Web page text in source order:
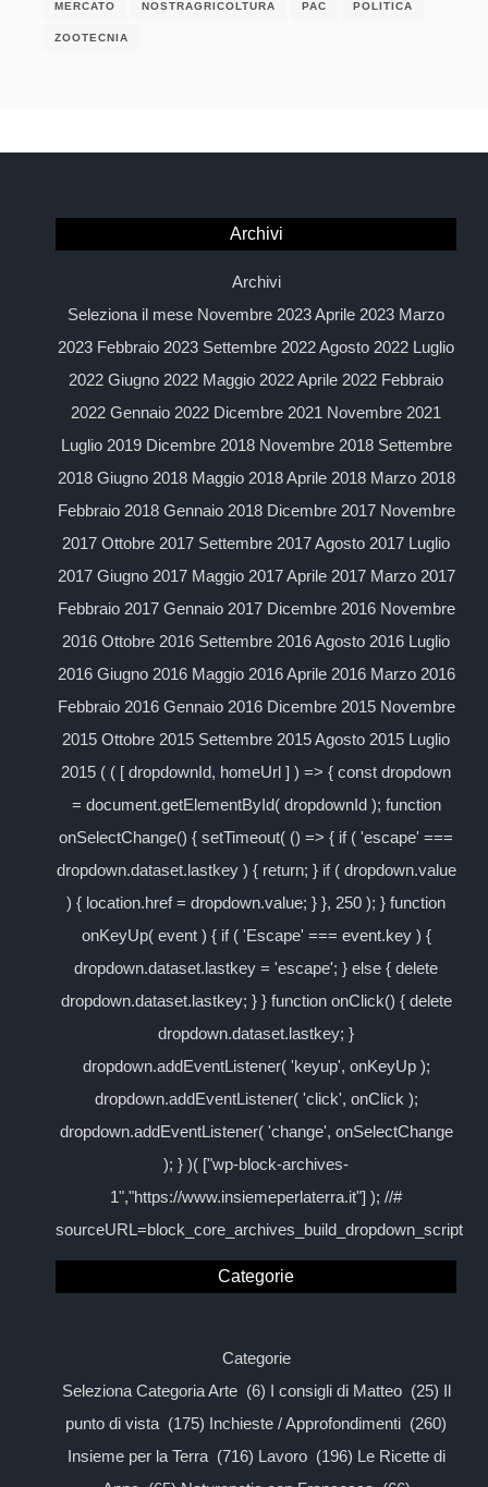
MERCATO NOSTRAGRICOLTURA PAC POLITICA
ZOOTECNIA
Archivi
Archivi
Seleziona il mese Novembre 2023 Aprile 2023 Marzo
2023 Febbraio 2023 Settembre 2022 Agosto 2022 Luglio
2022 Giugno 2022 Maggio 2022 Aprile 2022 Febbraio
2022 Gennaio 2022 Dicembre 2021 Novembre 2021
Luglio 2019 Dicembre 2018 Novembre 2018 Settembre
2018 Giugno 2018 Maggio 2018 Aprile 2018 Marzo 2018
Febbraio 2018 Gennaio 2018 Dicembre 2017 Novembre
2017 Ottobre 2017 Settembre 2017 Agosto 2017 Luglio
2017 Giugno 2017 Maggio 2017 Aprile 2017 Marzo 2017
Febbraio 2017 Gennaio 2017 Dicembre 2016 Novembre
2016 Ottobre 2016 Settembre 2016 Agosto 2016 Luglio
2016 Giugno 2016 Maggio 2016 Aprile 2016 Marzo 2016
Febbraio 2016 Gennaio 2016 Dicembre 2015 Novembre
2015 Ottobre 2015 Settembre 2015 Agosto 2015 Luglio
2015 ( ( [ dropdownId, homeUrl ] ) => { const dropdown
= document.getElementById( dropdownId ); function
onSelectChange() { setTimeout( () => { if ( 'escape' ===
dropdown.dataset.lastkey ) { return; } if ( dropdown.value
) { location.href = dropdown.value; } }, 250 ); } function
onKeyUp( event ) { if ( 'Escape' === event.key ) {
dropdown.dataset.lastkey = 'escape'; } else { delete
dropdown.dataset.lastkey; } } function onClick() { delete
dropdown.dataset.lastkey; }
dropdown.addEventListener( 'keyup', onKeyUp );
dropdown.addEventListener( 'click', onClick );
dropdown.addEventListener( 'change', onSelectChange
); } )( ["wp-block-archives-
1","https://www.insiemeperlaterra.it"] ); //#
sourceURL=block_core_archives_build_dropdown_script
Categorie
Categorie
Seleziona Categoria Arte (6) I consigli di Matteo (25) Il
punto di vista (175) Inchieste / Approfondimenti (260)
Insieme per la Terra (716) Lavoro (196) Le Ricette di